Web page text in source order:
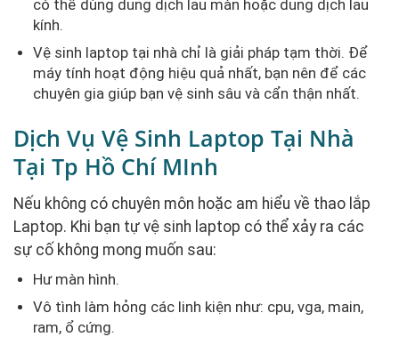
có thể dùng dung dịch lau màn hoặc dung dịch lau
kính.
Vệ sinh laptop tại nhà chỉ là giải pháp tạm thời. Để
máy tính hoạt động hiệu quả nhất, bạn nên để các
chuyên gia giúp bạn vệ sinh sâu và cẩn thận nhất.
Dịch Vụ Vệ Sinh Laptop Tại Nhà
Tại Tp Hồ Chí MInh
Nếu không có chuyên môn hoặc am hiểu về thao lắp
Laptop. Khi bạn tự vệ sinh laptop có thể xảy ra các
sự cố không mong muốn sau:
Hư màn hình.
Vô tình làm hỏng các linh kiện như: cpu, vga, main,
ram, ổ cứng.